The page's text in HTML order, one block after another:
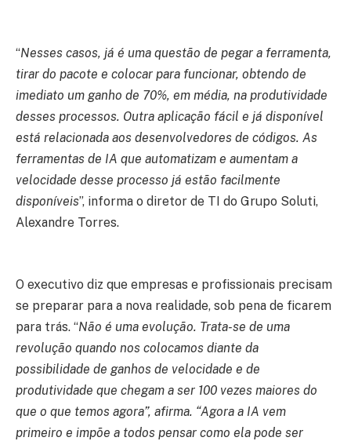
“Nesses casos, já é uma questão de pegar a ferramenta,
tirar do pacote e colocar para funcionar, obtendo de
imediato um ganho de 70%, em média, na produtividade
desses processos. Outra aplicação fácil e já disponível
está relacionada aos desenvolvedores de códigos. As
ferramentas de IA que automatizam e aumentam a
velocidade desse processo já estão facilmente
disponíveis”, informa o diretor de TI do Grupo Soluti,
Alexandre Torres.
O executivo diz que empresas e profissionais precisam
se preparar para a nova realidade, sob pena de ficarem
para trás. “Não é uma evolução. Trata-se de uma
revolução quando nos colocamos diante da
possibilidade de ganhos de velocidade e de
produtividade que chegam a ser 100 vezes maiores do
que o que temos agora”, afirma. “Agora a IA vem
primeiro e impõe a todos pensar como ela pode ser